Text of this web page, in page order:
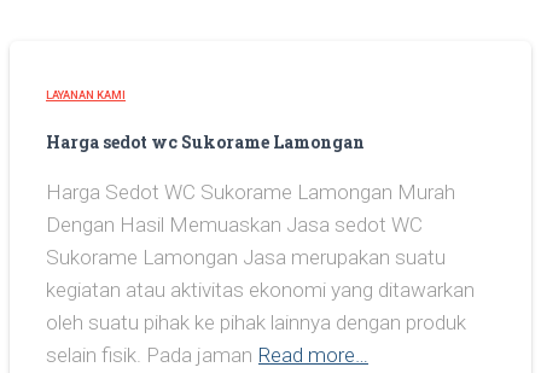
LAYANAN KAMI
Harga sedot wc Sukorame Lamongan
Harga Sedot WC Sukorame Lamongan Murah
Dengan Hasil Memuaskan Jasa sedot WC
Sukorame Lamongan Jasa merupakan suatu
kegiatan atau aktivitas ekonomi yang ditawarkan
oleh suatu pihak ke pihak lainnya dengan produk
selain fisik. Pada jaman Read more…